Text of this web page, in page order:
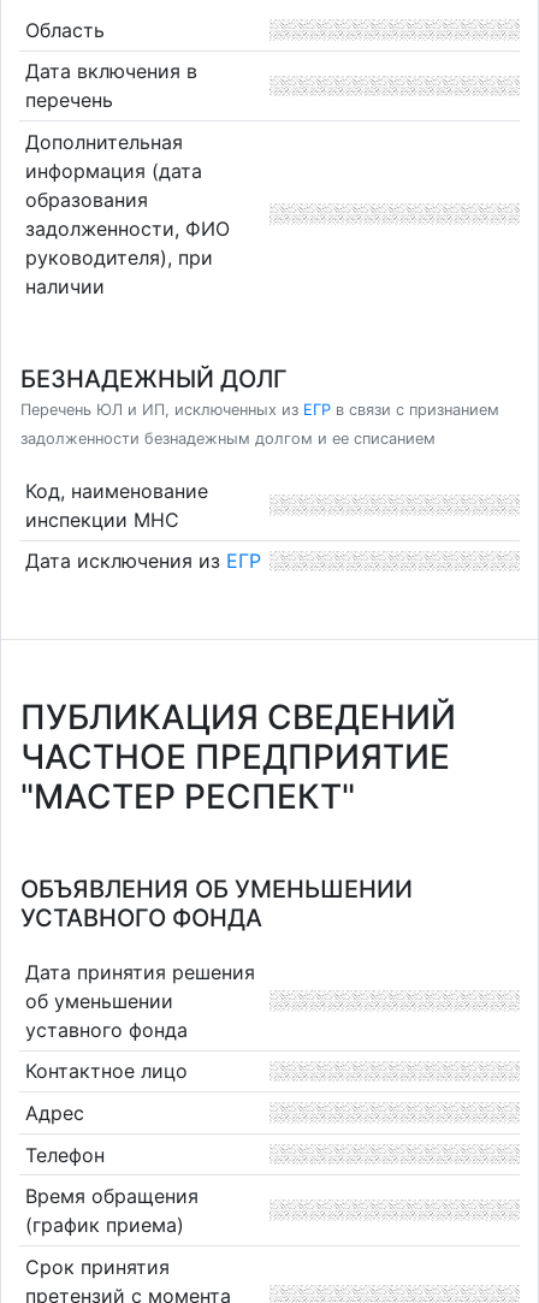
Область
Дата включения в
перечень
Дополнительная
информация (дата
образования
задолженности, ФИО
руководителя), при
наличии
БЕЗНАДЕЖНЫЙ ДОЛГ
Перечень ЮЛ и ИП, исключенных из ЕГР в связи с признанием
задолженности безнадежным долгом и ее списанием
Код, наименование
инспекции МНС
Дата исключения из ЕГР
ПУБЛИКАЦИЯ СВЕДЕНИЙ
ЧАСТНОЕ ПРЕДПРИЯТИЕ
"МАСТЕР РЕСПЕКТ"
ОБЪЯВЛЕНИЯ ОБ УМЕНЬШЕНИИ
УСТАВНОГО ФОНДА
Дата принятия решения
об уменьшении
уставного фонда
Контактное лицо
Адрес
Телефон
Время обращения
(график приема)
Срок принятия
претензий с момента